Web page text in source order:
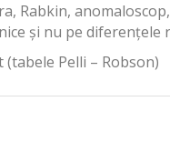
Rabkin,
şi nu pe diferenţele
Pelli – Robson)